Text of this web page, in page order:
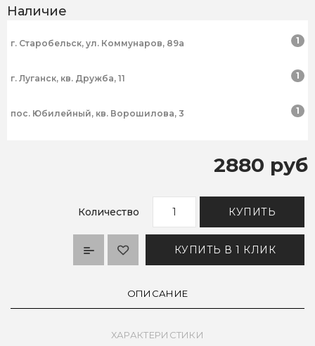
Наличие
г. Старобельск, ул. Коммунаров, 89а 1
г. Луганск, кв. Дружба, 11 1
пос. Юбилейный, кв. Ворошилова, 3 1
2880 руб
Количество КУПИТЬ
КУПИТЬ В 1 КЛИК
ОПИСАНИЕ
ХАРАКТЕРИСТИКИ